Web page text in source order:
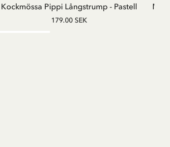
Kockmössa Pippi Långstrump - Pastell
179.00 SEK